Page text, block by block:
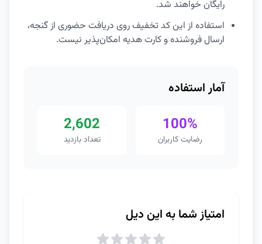
رایگان خواهند شد.
استفاده از این کد تخفیف روی دریافت حضوری از گنجه،
ارسال فروشنده و کارت هدیه امکان‌پذیر نیست.
آمار استفاده
100%
رضایت کاربران
2,602
تعداد بازدید
امتیاز شما به این دیل